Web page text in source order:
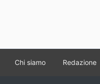
Chi siamo Redazione